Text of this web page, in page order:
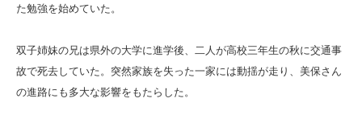
た勉強を始めていた。
双子姉妹の兄は県外の大学に進学後、二人が高校三年生の秋に交通事
故で死去していた。突然家族を失った一家には動揺が走り、美保さん
の進路にも多大な影響をもたらした。